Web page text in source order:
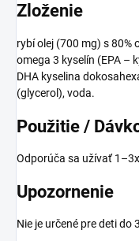
Zloženie
rybí olej (700 mg) s
omega 3 kyselín (EPA –
DHA kyselina
(glycerol), voda.
Použitie /
Odporúča sa užívať
Upozornenie
Nie je určené pre deti do